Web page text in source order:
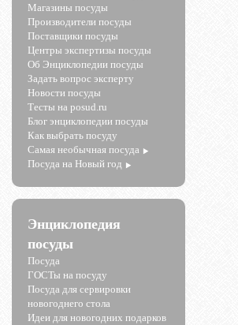
Магазины посуды
Производители посуды
Поставщики посуды
Центры экспертизы посуды
Об Энциклопедии посуды
Задать вопрос эксперту
Новости посуды
Тесты на posud.ru
Блог энциклопедии посуды
Как выбрать посуду
Самая необычная посуда
Посуда на Новый год
Энциклопедия
посуды
Посуда
ГОСТы на посуду
Посуда для сервировки
новогоднего стола
Идеи для новогодних подарков